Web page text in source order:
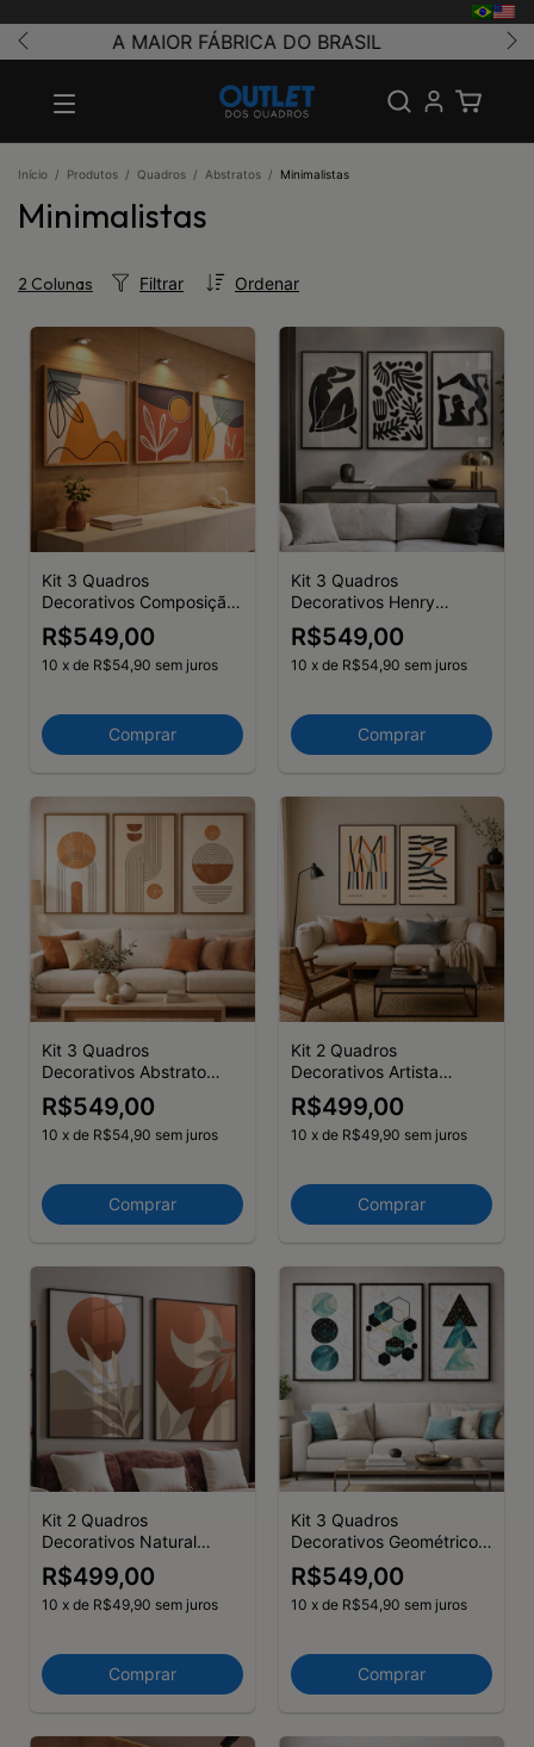
CUPOM 20% OFF | CLIQUE AQUI
Início / Produtos / Quadros / Abstratos / Minimalistas
Minimalistas
Ordenar
Filtrar
Kit 3 Quadros
Decorativos Composição
II
R$549,00
10 x de R$54,90 sem juros
Comprar
Kit 3 Quadros
Decorativos Henry
Matisse Escultura PB
R$549,00
10 x de R$54,90 sem juros
Comprar
Kit 3 Quadros
Decorativos Abstrato
Geométrico Linhas
Formas
R$549,00
10 x de R$54,90 sem juros
Comprar
Kit 2 Quadros
Decorativos Artista
Bauhaus Minimalista Arte
Composição
R$499,00
10 x de R$49,90 sem juros
Comprar
Kit 2 Quadros
Decorativos Natural
Serrana
R$499,00
10 x de R$49,90 sem juros
Comprar
Kit 3 Quadros
Decorativos Geométrico
Azul II
R$549,00
10 x de R$54,90 sem juros
Comprar